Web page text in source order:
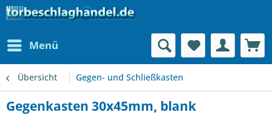
Menü
Übersicht Gegen- und Schließkasten
Gegenkasten 30x45mm, blank